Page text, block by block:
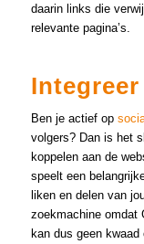
daarin links die
relevante pagina’s.
Ben je actief op
volgers? Dan is het
koppelen aan de
speelt een
liken en delen van
zoekmachine omdat
kan dus geen